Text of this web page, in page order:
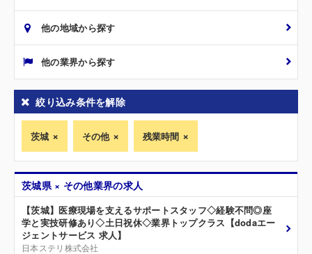
他の地域から探す
他の業界から探す
絞り込み条件を解除
茨城 その他 残業時間
茨城県 × その他業界の求人
【茨城】医療現場を支えるサポートスタッフ◇経験不問◎座
学と実技研修あり◇土日祝休◇業界トップクラス【dodaエー
ジェントサービス 求人】
日本ステリ株式会社